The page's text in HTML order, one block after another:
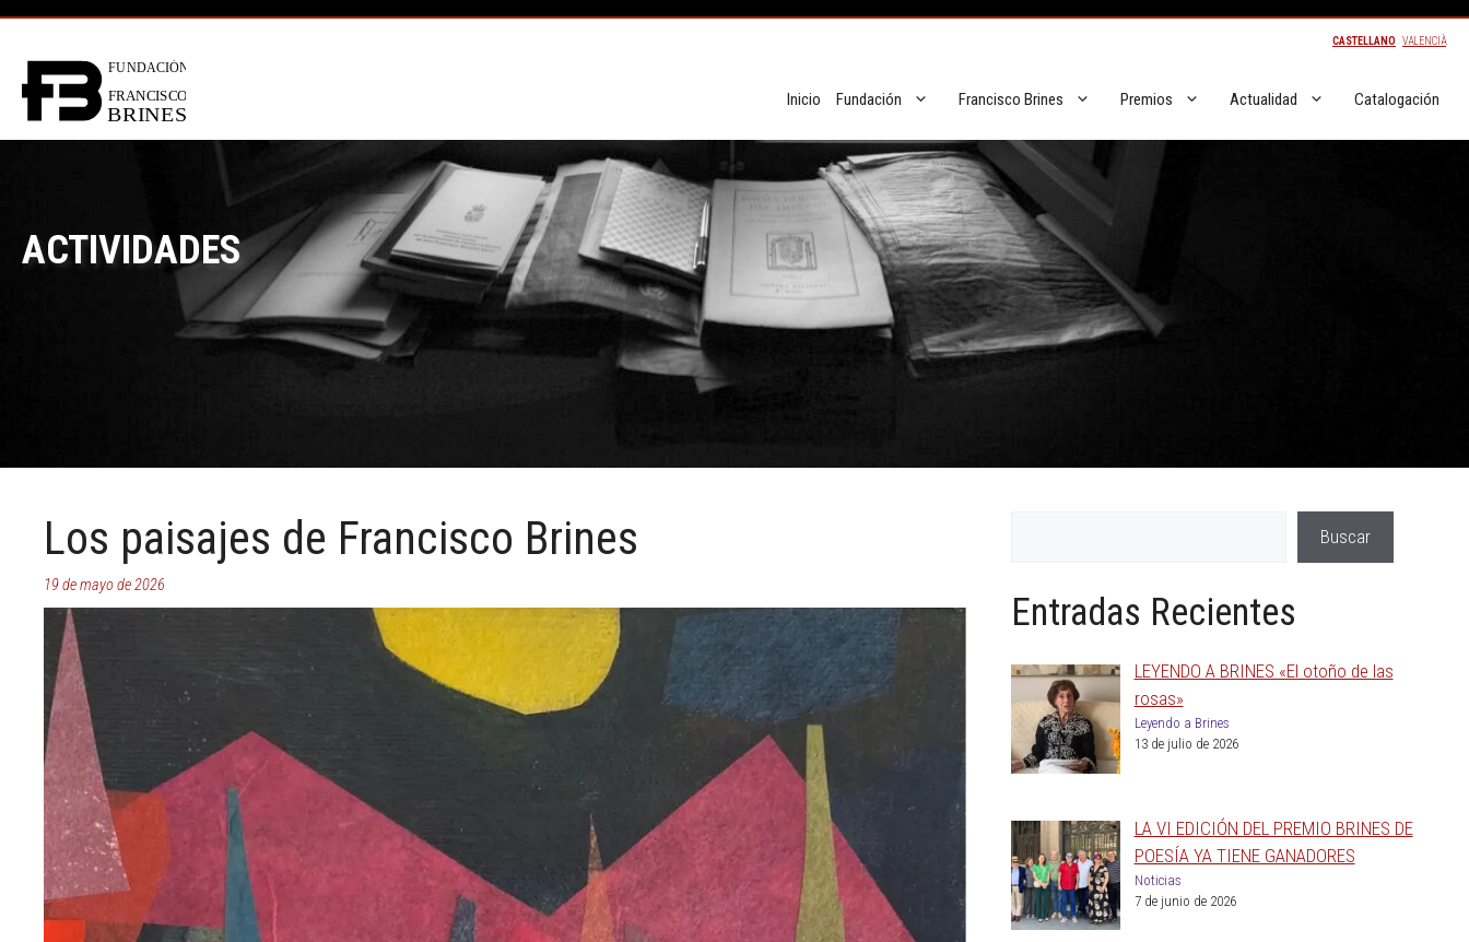
CASTELLANO VALENCIÀ
Inicio Fundación Francisco Brines Premios Actualidad Catalogación
ACTIVIDADES
Los paisajes de Francisco Brines
19 de mayo de 2026
Buscar
Entradas Recientes
LEYENDO A BRINES «El otoño de las
rosas»
Leyendo a Brines
13 de julio de 2026
LA VI EDICIÓN DEL PREMIO BRINES DE
POESÍA YA TIENE GANADORES
Noticias
7 de junio de 2026